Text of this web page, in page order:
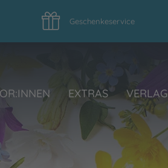
Geschenkeservice
EXTRAS VERLAG